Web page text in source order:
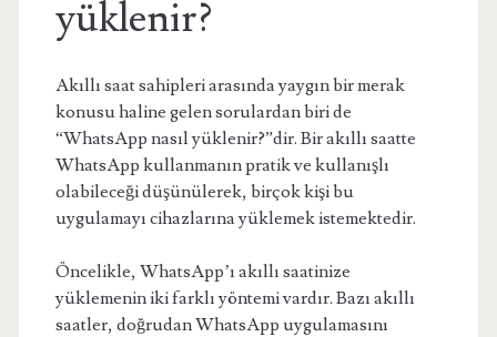
yüklenir?
Akıllı saat sahipleri arasında yaygın bir merak
konusu haline gelen sorulardan biri de
“WhatsApp nasıl yüklenir?”dir. Bir akıllı saatte
WhatsApp kullanmanın pratik ve kullanışlı
olabileceği düşünülerek, birçok kişi bu
uygulamayı cihazlarına yüklemek istemektedir.
Öncelikle, WhatsApp’ı akıllı saatinize
yüklemenin iki farklı yöntemi vardır. Bazı akıllı
saatler, doğrudan WhatsApp uygulamasını